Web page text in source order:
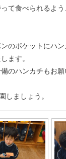
て食べられるよ
のポケットにハ
ます。
のハンカチもお
しましょう。